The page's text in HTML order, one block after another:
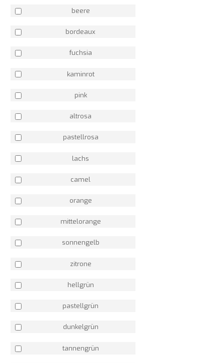
beere
bordeaux
fuchsia
kaminrot
pink
altrosa
pastellrosa
lachs
camel
orange
mittelorange
sonnengelb
zitrone
hellgrün
pastellgrün
dunkelgrün
tannengrün